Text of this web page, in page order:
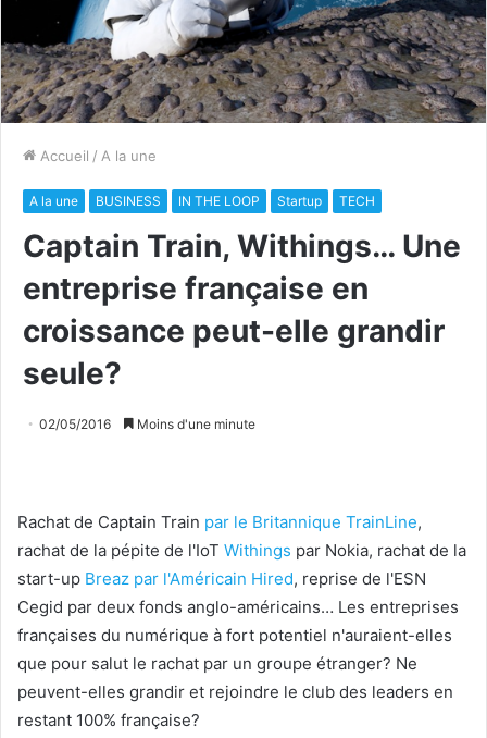
Accueil / A la une
A la une BUSINESS IN THE LOOP Startup TECH
Captain Train, Withings… Une
entreprise française en
croissance peut-elle grandir
seule?
02/05/2016 Moins d'une minute
Rachat de Captain Train par le Britannique TrainLine,
rachat de la pépite de l'IoT Withings par Nokia, rachat de la
start-up Breaz par l'Américain Hired, reprise de l'ESN
Cegid par deux fonds anglo-américains… Les entreprises
françaises du numérique à fort potentiel n'auraient-elles
que pour salut le rachat par un groupe étranger? Ne
peuvent-elles grandir et rejoindre le club des leaders en
restant 100% française?